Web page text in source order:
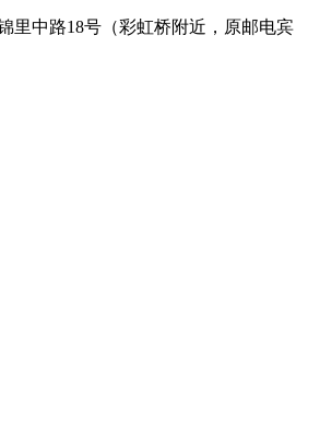
里中路18号（彩虹桥附近，原邮电宾